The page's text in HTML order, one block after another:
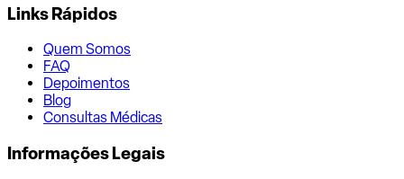
Links Rápidos
Quem Somos
FAQ
Depoimentos
Blog
Consultas Médicas
Informações Legais